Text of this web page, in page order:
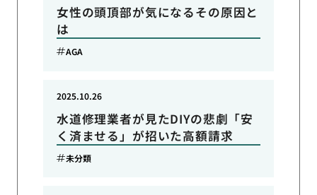
女性の頭頂部が気になるその原因と
は
AGA
水道修理業者が見たDIYの悲劇「安
く済ませる」が招いた高額請求
2025.10.26
未分類